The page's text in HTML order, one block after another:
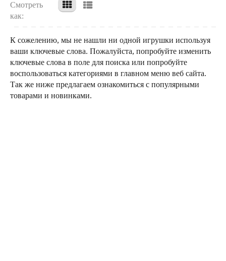
Смотреть
как:
К сожелению, мы не нашли ни одной игрушки используя
ваши ключевые слова. Пожалуйста, попробуйте изменить
ключевые слова в поле для поиска или попробуйте
воспользоваться категориями в главном меню веб сайта.
Так же ниже предлагаем ознакомиться с популярными
товарами и новинками.